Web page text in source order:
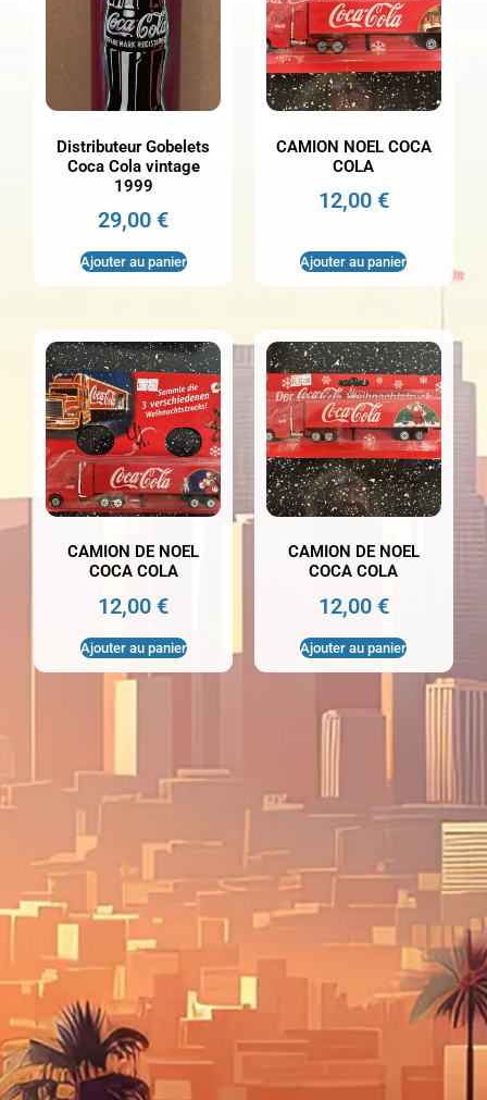
Distributeur Gobelets
Coca Cola vintage
1999
29,00€
Ajouter au panier
CAMION NOEL COCA
COLA
12,00 €
Ajouter au panier
CAMION DE NOEL
COCA COLA
12,00€
Ajouter au panier
CAMION DE NOEL
COCA COLA
12,00 €
Ajouter au panier